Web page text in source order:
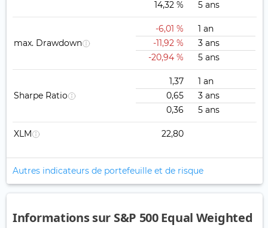
14,32 %
5 ans
max. Drawdown
-6,01 %
1 an
-11,92 %
3 ans
-20,94 %
5 ans
Sharpe Ratio
1,37
1 an
0,65
3 ans
0,36
5 ans
XLM 22,80
Autres indicateurs de portefeuille et de risque
Informations sur S&P 500 Equal Weighted